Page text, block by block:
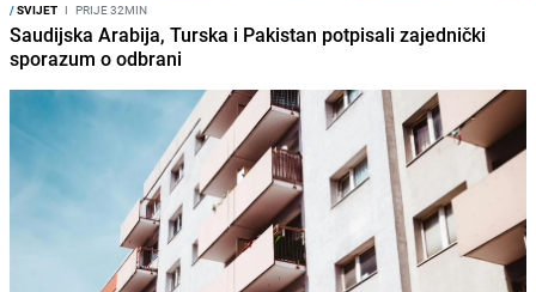
/SVIJET I PRIJE 32MIN
Saudijska Arabija, Turska i Pakistan potpisali zajednički
sporazum o odbrani